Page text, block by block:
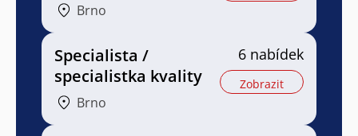
Brno
Specialista /
specialistka kvality
Brno
6 nabídek
Zobrazit